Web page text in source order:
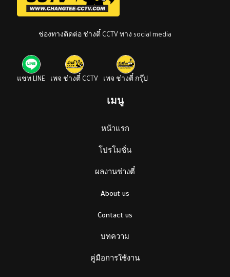
ช่องทางติดต่อ ช่างตี๋ CCTV ทาง social media
แชท LINE เพจ ช่างตี๋ CCTV เพจ ช่างตี๋ กรุ๊ป
เมนู
หน้าแรก
โปรโมชั่น
ผลงานช่างตี๋
About us
Contact us
บทความ
คู่มือการใช้งาน